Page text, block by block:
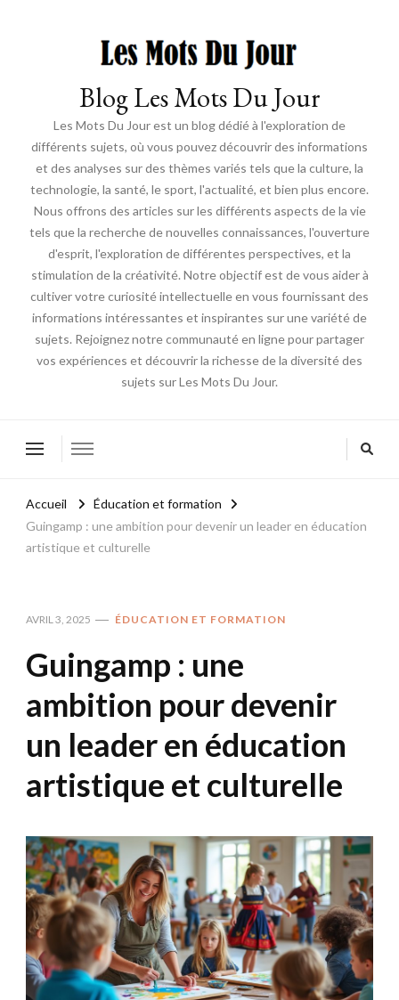
Blog Les Mots Du Jour
Les Mots Du Jour est un blog dédié à l'exploration de
différents sujets, où vous pouvez découvrir des informations
et des analyses sur des thèmes variés tels que la culture, la
technologie, la santé, le sport, l'actualité, et bien plus encore.
Nous offrons des articles sur les différents aspects de la vie
tels que la recherche de nouvelles connaissances, l'ouverture
d'esprit, l'exploration de différentes perspectives, et la
stimulation de la créativité. Notre objectif est de vous aider à
cultiver votre curiosité intellectuelle en vous fournissant des
informations intéressantes et inspirantes sur une variété de
sujets. Rejoignez notre communauté en ligne pour partager
vos expériences et découvrir la richesse de la diversité des
sujets sur Les Mots Du Jour.
Accueil
Éducation et formation
Guingamp : une ambition pour devenir un leader en éducation
artistique et culturelle
AVRIL 3, 2025 ÉDUCATION ET FORMATION
Guingamp : une
ambition pour devenir
un leader en éducation
artistique et culturelle